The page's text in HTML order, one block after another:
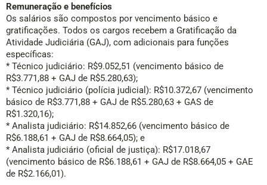
Remuneração e benefícios
Os salários são compostos por vencimento básico e
gratificações. Todos os cargos recebem a Gratificação da
Atividade Judiciária (GAJ), com adicionais para funções
específicas:
* Técnico judiciário: R$9.052,51 (vencimento básico de
R$3.771,88 + GAJ de R$5.280,63);
* Técnico judiciário (polícia judicial): R$10.372,67 (vencimento
básico de R$3.771,88 + GAJ de R$5.280,63 + GAS de
R$1.320,16);
* Analista judiciário: R$14.852,66 (vencimento básico de
R$6.188,61 + GAJ de R$8.664,05); e
* Analista judiciário (oficial de justiça): R$17.018,67
(vencimento básico de R$6.188,61 + GAJ de R$8.664,05 + GAE
de R$2.166,01).